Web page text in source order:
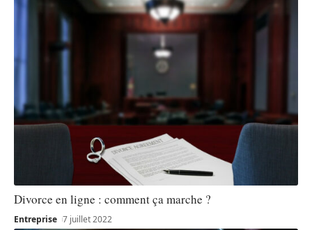
Divorce en ligne : comment ça marche ?
Entreprise 7 juillet 2022